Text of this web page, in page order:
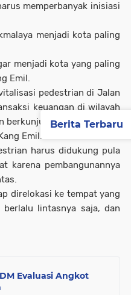
memperbanyak inisiasi
menjadi kota paling
menjadi kota yang paling
Emil.
pedestrian di Jalan
keuangan di wilayah
berkunjung.
Emil.
harus didukung pula
karena pembangunannya
direlokasi ke tempat yang
lintasnya saja, dan
Evaluasi Angkot
Berita Terbaru